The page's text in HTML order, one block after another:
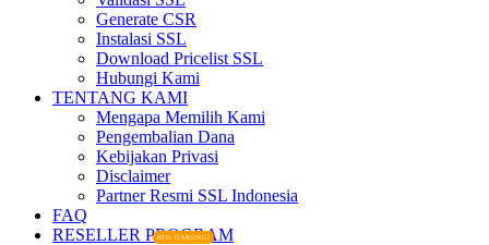
Generate CSR
Instalasi SSL
Download Pricelist SSL
Hubungi Kami
TENTANG KAMI
Mengapa Memilih Kami
Pengembalian Dana
Kebijakan Privasi
Disclaimer
Partner Resmi SSL Indonesia
FAQ
AYO GABUNG!
RESELLER PROGRAM